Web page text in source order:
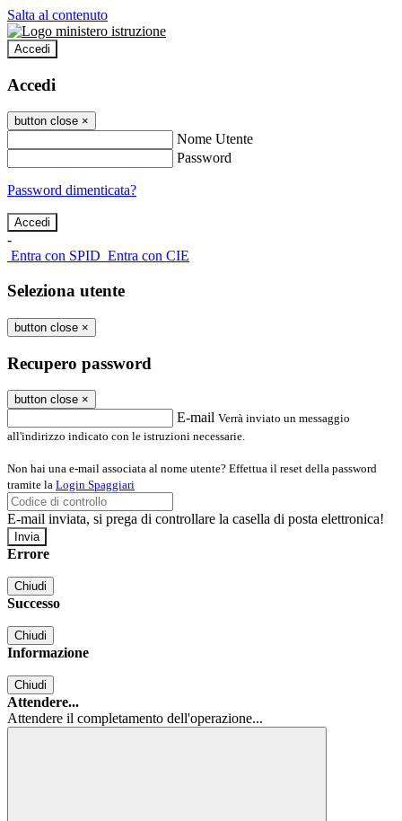
Salta al contenuto
Accedi
Accedi
button close ×
Nome Utente
Password
Password dimenticata?
-
Entra con SPID Entra con CIE
Seleziona utente
button close ×
Recupero password
button close ×
E-mail Verrà inviato un messaggio
all'indirizzo indicato con le istruzioni necessarie.
Non hai una e-mail associata al nome utente? Effettua il reset della password
tramite la Login Spaggiari
E-mail inviata, si prega di controllare la casella di posta elettronica!
Errore
Chiudi
Successo
Chiudi
Informazione
Chiudi
Attendere...
Attendere il completamento dell'operazione...